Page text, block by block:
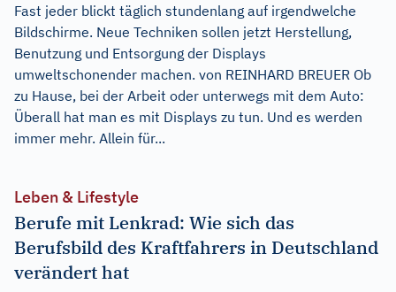
Fast jeder blickt täglich stundenlang auf irgendwelche
Bildschirme. Neue Techniken sollen jetzt Herstellung,
Benutzung und Entsorgung der Displays
umweltschonender machen. von REINHARD BREUER Ob
zu Hause, bei der Arbeit oder unterwegs mit dem Auto:
Überall hat man es mit Displays zu tun. Und es werden
immer mehr. Allein für...
Leben & Lifestyle
Berufe mit Lenkrad: Wie sich das
Berufsbild des Kraftfahrers in Deutschland
verändert hat